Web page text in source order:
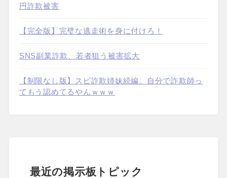
円詐欺被害
【完全版】完璧な逃走術を身に付けろ！
SNS副業詐欺、若者狙う被害拡大
【制限なし版】スピ詐欺姉妹続編。自分で詐欺師っ
てもう認めてるやんｗｗｗ
最近の掲示板トピック